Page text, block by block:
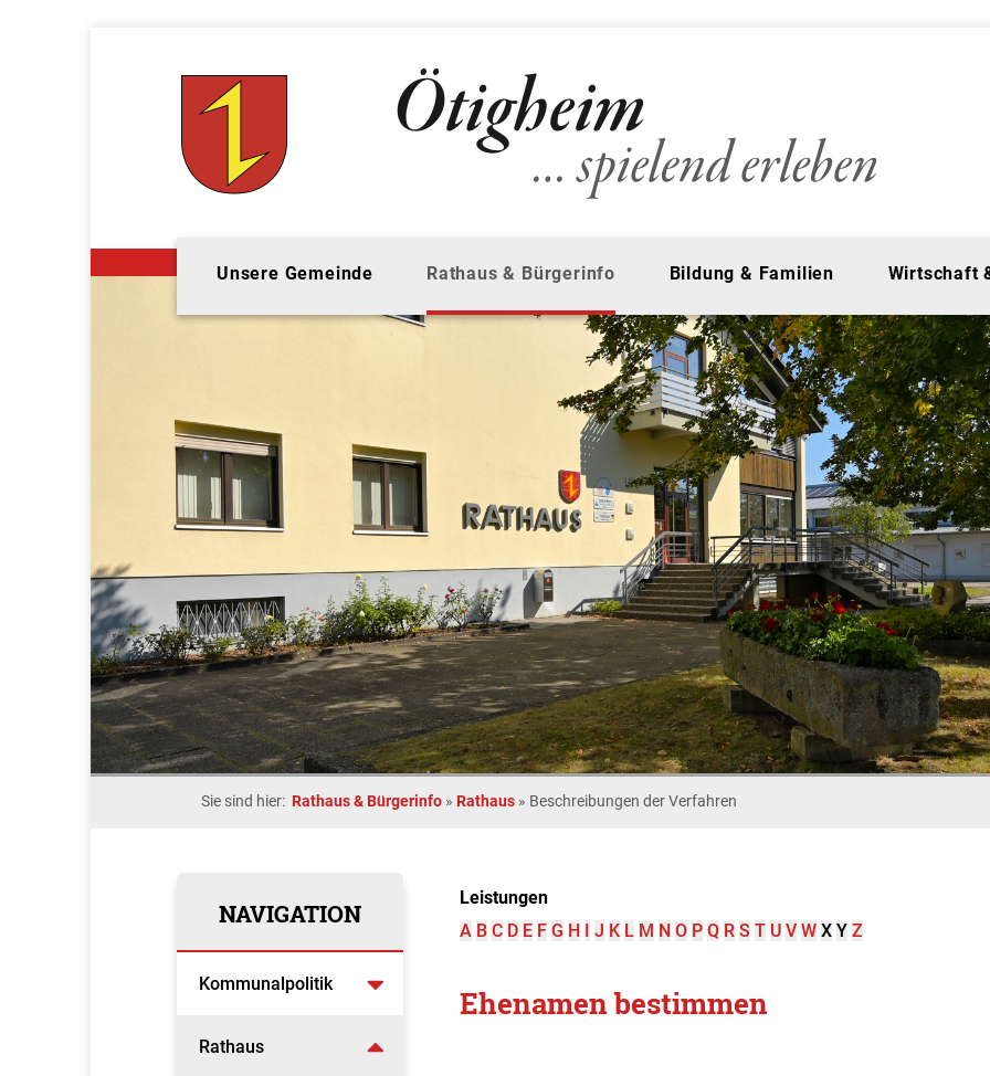
Unsere Gemeinde Rathaus & Bürgerinfo Bildung & Familien Wirtschaft
Sie sind hier: Rathaus & Bürgerinfo » Rathaus » Beschreibungen der Verfahren
NAVIGATION
Kommunalpolitik
Rathaus
Leistungen
A B C D E F G H I J K L M N O P Q R S T U V W X Y Z
Ehenamen bestimmen